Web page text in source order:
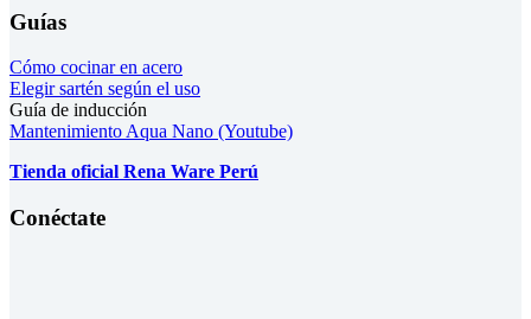
Guías
Cómo cocinar en acero
Elegir sartén según el uso
Guía de inducción
Mantenimiento Aqua Nano (Youtube)
Tienda oficial Rena Ware Perú
Conéctate